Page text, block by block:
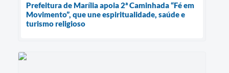
Prefeitura de Marília apoia 2ª Caminhada “Fé em
Movimento”, que une espiritualidade, saúde e
turismo religioso